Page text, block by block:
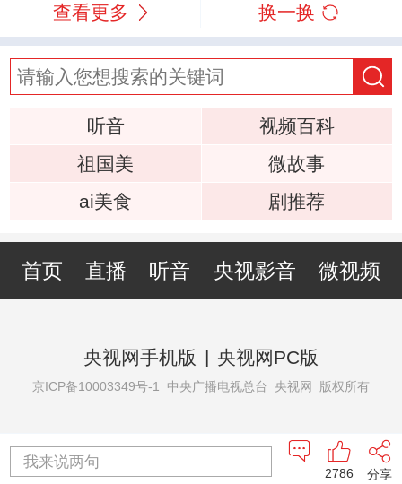
查看更多 换一换
听音
视频百科
祖国美
微故事
ai美食
剧推荐
首页 直播 听音 央视影音 微视频
央视网手机版 | 央视网PC版
京ICP备10003349号-1 中央广播电视总台 央视网 版权所有
我来说两句
分享
2786